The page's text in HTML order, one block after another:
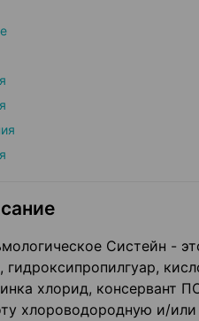
Систейн -
гидроксипропилгуар,
хлорид, консервант
хлороводородную и/